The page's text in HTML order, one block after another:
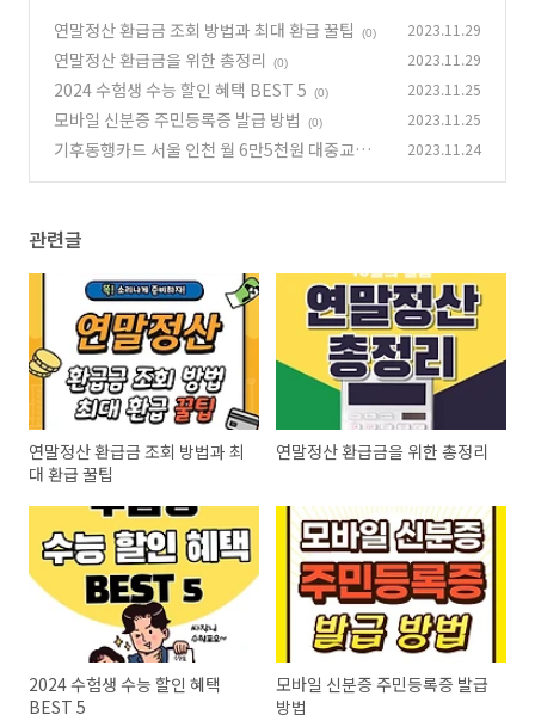
연말정산 환급금 조회 방법과 최대 환급 꿀팁
(0) 2023.11.29
연말정산 환급금을 위한 총정리 (0) 2023.11.29
2024 수험생 수능 할인 혜택 BEST 5 (0) 2023.11.25
모바일 신분증 주민등록증 발급 방법 (0) 2023.11.25
기후동행카드 서울 인천 월 6만5천원 대중교통
2023.11.24
관련글
연말정산 환급금 조회 방법과 최
대 환급 꿀팁
연말정산 환급금을 위한 총정리
2024 수험생 수능 할인 혜택
BEST 5
모바일 신분증 주민등록증 발급
방법